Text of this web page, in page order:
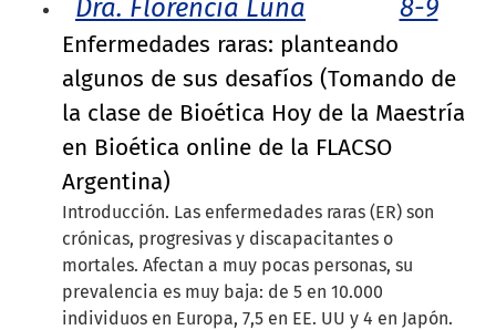
Dra. Florencia Luna 8-9
Enfermedades raras: planteando
algunos de sus desafíos (Tomando de
la clase de Bioética Hoy de la Maestría
en Bioética online de la FLACSO
Argentina)
Introducción. Las enfermedades raras (ER) son
crónicas, progresivas y discapacitantes o
mortales. Afectan a muy pocas personas, su
prevalencia es muy baja: de 5 en 10.000
individuos en Europa, 7,5 en EE. UU y 4 en Japón.